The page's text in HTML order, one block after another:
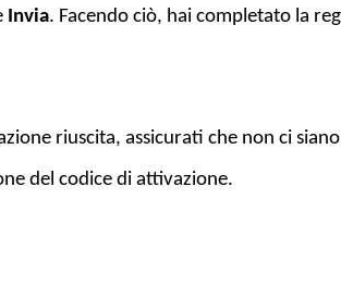
Invia. Facendo ciò, hai completato la
riuscita, assicurati che non ci
del codice di attivazione.